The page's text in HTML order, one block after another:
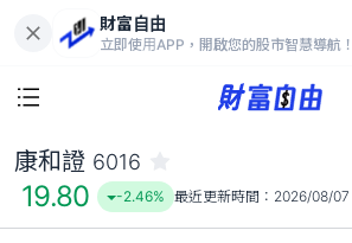
財富自由
立即使用APP，開啟您的股市智慧導航！
19.80
-2.46%
康和證 6016
19.80 -2.46% 最近更新時間： 2026/08/